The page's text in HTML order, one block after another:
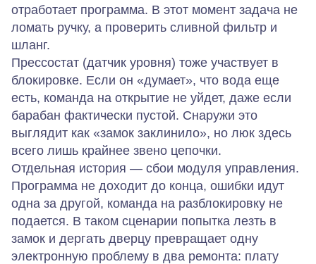
отработает программа. В этот момент задача не
ломать ручку, а проверить сливной фильтр и
шланг.
Прессостат (датчик уровня) тоже участвует в
блокировке. Если он «думает», что вода еще
есть, команда на открытие не уйдет, даже если
барабан фактически пустой. Снаружи это
выглядит как «замок заклинило», но люк здесь
всего лишь крайнее звено цепочки.
Отдельная история — сбои модуля управления.
Программа не доходит до конца, ошибки идут
одна за другой, команда на разблокировку не
подается. В таком сценарии попытка лезть в
замок и дергать дверцу превращает одну
электронную проблему в два ремонта: плату